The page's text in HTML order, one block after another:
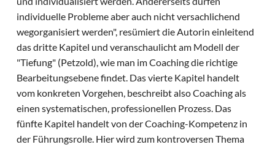
individuelle Probleme aber auch nicht versachlichend
wegorganisiert werden", resümiert die Autorin einleitend
das dritte Kapitel und veranschaulicht am Modell der
"Tiefung" (Petzold), wie man im Coaching die richtige
Bearbeitungsebene findet. Das vierte Kapitel handelt
vom konkreten Vorgehen, beschreibt also Coaching als
einen systematischen, professionellen Prozess. Das
fünfte Kapitel handelt von der Coaching-Kompetenz in
der Führungsrolle. Hier wird zum kontroversen Thema